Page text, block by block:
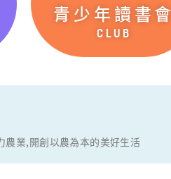
青少年讀書會
CLUB
農業,開創以農為本的美好生活